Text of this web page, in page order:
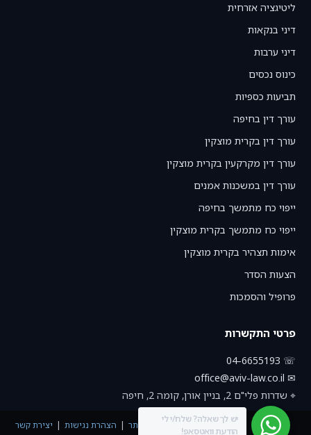
ליטיגציה אזרחית
דיני בנקאות
דיני ערבות
כינוס נכסים
תביעות כספיות
עורך דין בחיפה
עורך דין בקרית מוצקין
עורך דין מקרקעין בקרית מוצקין
עורך דין במשכנות אמנים
ייפוי כח מתמשך בחיפה
ייפוי כח מתמשך בקרית מוצקין
אימות תצהיר בקרית מוצקין
הצעות הסדר
פרופיל והסמכות
פרטי התקשרות
☏ 04-6655193
✉ office@aviv-law.co.il
⌖ שדרות פלי"ם 2, בניין אורן, קומה 2, חיפה
תנאי שימוש באתר הצהרת נגישות יצירת קשר
יש לך שאלה? שלח/י לי
הודעת וואטסאפ!